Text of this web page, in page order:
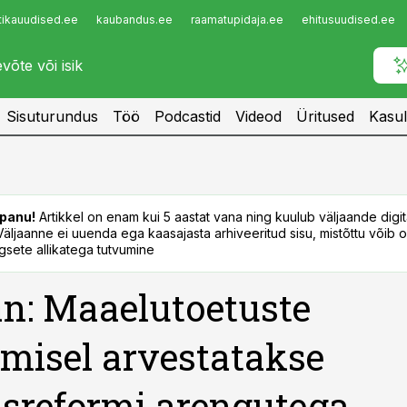
kaubandus.ee raamatupidaja.ee ehitusuudised.ee
Infopank
Sisuturundus Töö Podcastid Videod Üritused
Artikkel on enam kui 5 aastat vana ning kuulub väljaande
ei uuenda ega kaasajasta arhiveeritud sisu, mistõttu võib
allikatega tutvumine
Maaelutoetuste
arvestatakse